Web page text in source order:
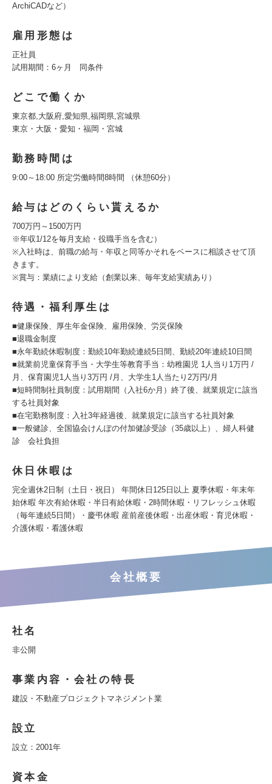
ArchiCADなど）
雇用形態は
正社員
試用期間：6ヶ月 同条件
どこで働くか
東京都,大阪府,愛知県,福岡県,宮城県
東京・大阪・愛知・福岡・宮城
勤務時間は
9:00～18:00 所定労働時間8時間 （休憩60分）
給与はどのくらい貰えるか
700万円～1500万円
※年収1/12を毎月支給・役職手当を含む）
※入社時は、前職の給与・年収と同等かそれをベースに相談させて頂
きます。
※賞与：業績により支給（創業以来、毎年支給実績あり）
待遇・福利厚生は
■健康保険、厚生年金保険、雇用保険、労災保険
■退職金制度
■永年勤続休暇制度：勤続10年勤続連続5日間、勤続20年連続10日間
■就業前児童保育手当・大学生等教育手当：幼稚園児 1人当り1万円 /
月、保育園児1人当り3万円 /月、大学生1人当たり2万円/月
■短時間制社員制度：試用期間（入社6か月）終了後、就業規定に該当
する社員対象
■在宅勤務制度：入社3年経過後、就業規定に該当する社員対象
■一般健診、全国協会けんぽの付加健診受診（35歳以上）、婦人科健
診 会社負担
休日休暇は
完全週休2日制（土日・祝日） 年間休日125日以上 夏季休暇・年末年
始休暇 年次有給休暇・半日有給休暇・2時間休暇・リフレッシュ休暇
（毎年連続5日間）・慶弔休暇 産前産後休暇・出産休暇・育児休暇・
介護休暇・看護休暇
会社概要
社名
非公開
事業内容・会社の特長
建設・不動産プロジェクトマネジメント業
設立
設立：2001年
資本金